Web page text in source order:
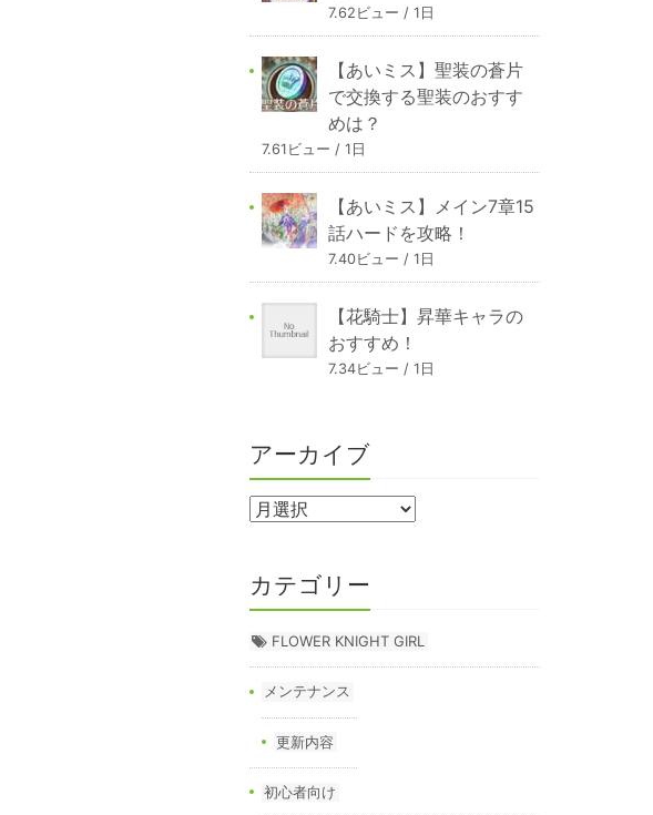
7.62ビュー / 1日
【あいミス】聖装の蒼片
で交換する聖装のおすす
めは？
7.61ビュー / 1日
【あいミス】メイン7章15
話ハードを攻略！
7.40ビュー / 1日
【花騎士】昇華キャラの
おすすめ！
7.34ビュー / 1日
アーカイブ
カテゴリー
FLOWER KNIGHT GIRL
メンテナンス
更新内容
初心者向け